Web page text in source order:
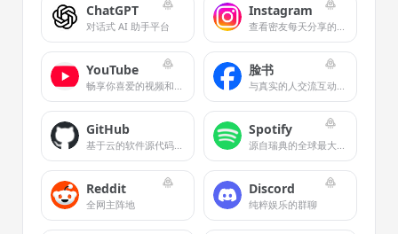
ChatGPT
对话式 AI 助手平台
Instagram
查看密友每天分享的精彩时刻。
YouTube
畅享你喜爱的视频和音乐
脸书
与真实的人交流互动，畅享无限趣味。
GitHub
基于云的软件源代码托管平台和开发者社区
Spotify
源自瑞典的全球最大音樂串流平台
Reddit
全网主阵地
Discord
纯粹娱乐的群聊